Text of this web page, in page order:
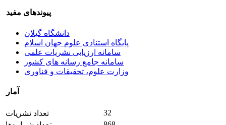
پیوندهای مفید
دانشگاه گیلان
پایگاه استنادی علوم جهان اسلام
سامانه ارزیابی نشریات علمی
سامانه جامع رسانه های کشور
وزارت علوم، تحقیقات و فناوری
آمار
تعداد نشریات
32